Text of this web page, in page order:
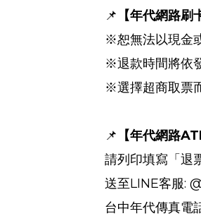
📌 【年代網路刷
※恕無法以現金
※退款時間將依
※選擇超商取票
📌 【年代網路
請列印填寫「退
送至LINE客服:
台中年代傳真電